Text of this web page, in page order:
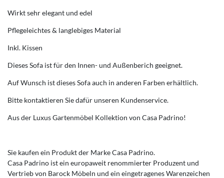
Wirkt sehr elegant und edel
Pflegeleichtes & langlebiges Material
Inkl. Kissen
Dieses Sofa ist für den Innen- und Außenberich geeignet.
Auf Wunsch ist dieses Sofa auch in anderen Farben erhältlich.
Bitte kontaktieren Sie dafür unseren Kundenservice.
Aus der Luxus Gartenmöbel Kollektion von Casa Padrino!
Sie kaufen ein Produkt der Marke Casa Padrino.
Casa Padrino ist ein europaweit renommierter Produzent und
Vertrieb von Barock Möbeln und ein eingetragenes Warenzeichen